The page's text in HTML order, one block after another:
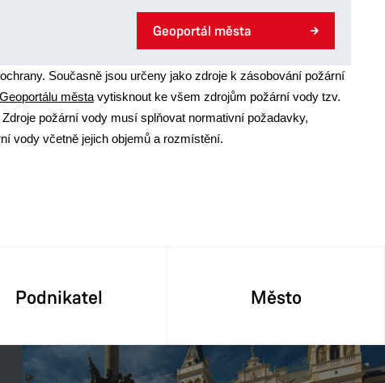
Geoportál města
Současně jsou určeny jako zdroje k zásobování požární
Geoportálu města vytisknout ke všem zdrojům požární vody tzv.
požární vody musí splňovat normativní požadavky,
vody včetně jejich objemů a rozmístění.
Podnikatel Město